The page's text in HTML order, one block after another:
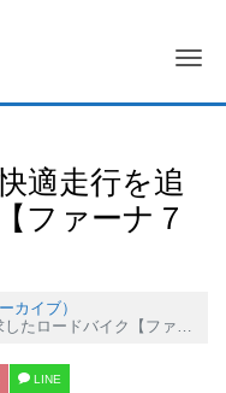
適走行を追
ファーナ７
カイブ）
イク【ファーナ７００】とは？
LINE